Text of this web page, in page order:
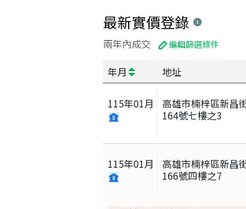
最新實價登錄
兩年內成交 編輯篩選條件
年月 地址
115年01月
高雄市楠梓區新昌
164號七樓之3
115年01月
高雄市楠梓區新昌
166號四樓之7